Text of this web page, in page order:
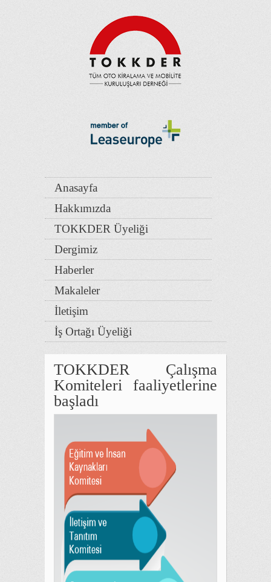
Anasayfa
Hakkımızda
TOKKDER Üyeliği
Dergimiz
Haberler
Makaleler
İletişim
İş Ortağı Üyeliği
TOKKDER Çalışma
Komiteleri faaliyetlerine
başladı